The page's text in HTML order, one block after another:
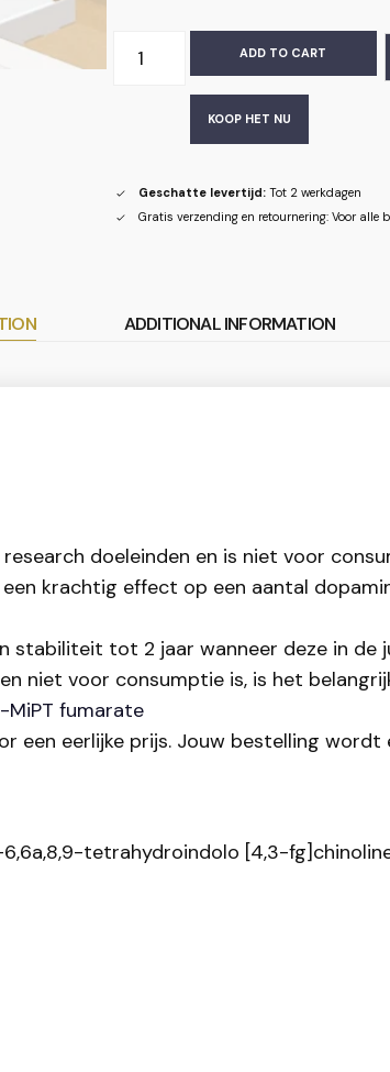
ADD TO CART
KOOP HET NU
Geschatte levertijd:Tot 2 werkdagen
Gratis verzending en retournering: Voor alle
ADDITIONAL INFORMATION
doeleinden en is niet voor
krachtig effect op een aantal
stabiliteit tot 2 jaar wanneer deze in de
niet voor consumptie is, is het
MiPT fumarate
een eerlijke prijs. Jouw bestelling wordt
tetrahydroindolo [4,3-